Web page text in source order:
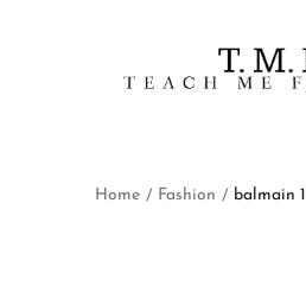
Home / Fashion / balmain 1